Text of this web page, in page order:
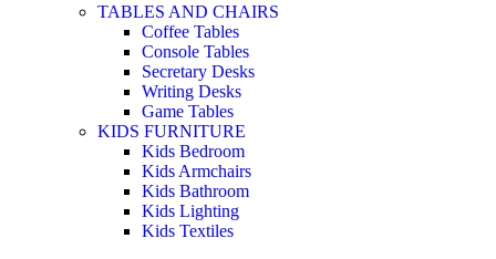
TABLES AND CHAIRS
Coffee Tables
Console Tables
Secretary Desks
Writing Desks
Game Tables
KIDS FURNITURE
Kids Bedroom
Kids Armchairs
Kids Bathroom
Kids Lighting
Kids Textiles